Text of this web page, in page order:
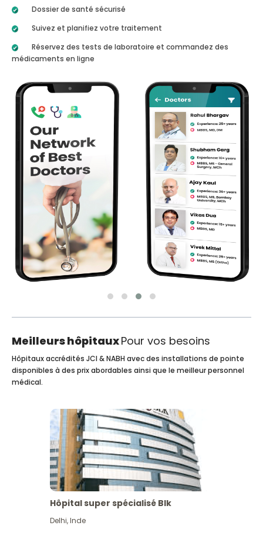
Dossier de santé sécurisé
Suivez et planifiez votre traitement
Réservez des tests de laboratoire et commandez des
médicaments en ligne
Meilleurs hôpitauxPour vos besoins
Hôpitaux accrédités JCI & NABH avec des installations de pointe
disponibles à des prix abordables ainsi que le meilleur personnel
médical.
Hôpital super spécialisé Blk
Delhi,Inde